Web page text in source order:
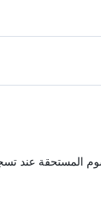
المستحقة عند